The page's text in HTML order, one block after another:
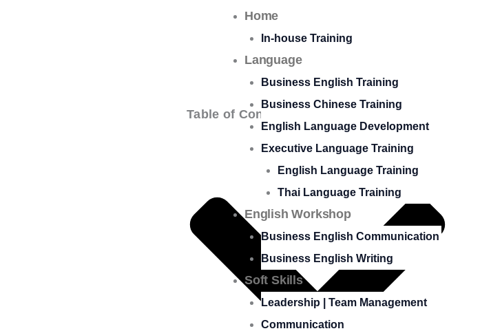
Home
In-house Training
Language
Business English Training
Business Chinese Training
English Language Development
Executive Language Training
English Language Training
Thai Language Training
English Workshop
Business English Communication
Business English Writing
Soft Skills
Leadership | Team Management
Communication
Table of Contents